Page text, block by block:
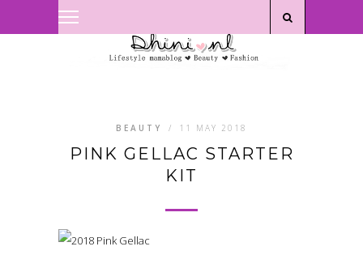
BEAUTY / 11 MAY 2018
PINK GELLAC STARTER
KIT